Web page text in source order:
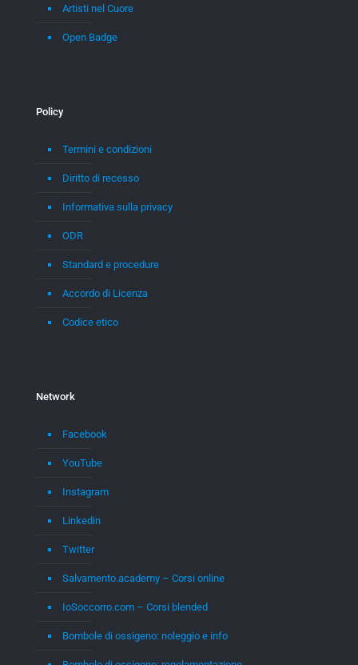
Artisti nel Cuore
Open Badge
Policy
Termini e condizioni
Diritto di recesso
Informativa sulla privacy
ODR
Standard e procedure
Accordo di Licenza
Codice etico
Network
Facebook
YouTube
Instagram
Linkedin
Twitter
Salvamento.academy – Corsi online
IoSoccorro.com – Corsi blended
Bombole di ossigeno: noleggio e info